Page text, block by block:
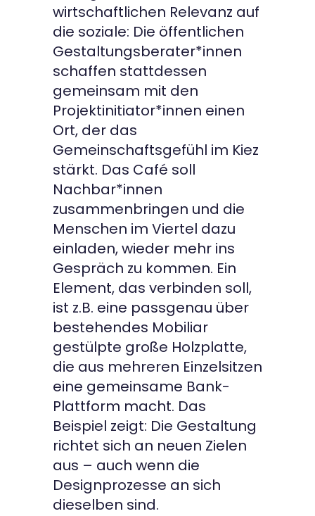
wirtschaftlichen Relevanz auf
die soziale: Die öffentlichen
Gestaltungsberater*innen
schaffen stattdessen
gemeinsam mit den
Projektinitiator*innen einen
Ort, der das
Gemeinschaftsgefühl im Kiez
stärkt. Das Café soll
Nachbar*innen
zusammenbringen und die
Menschen im Viertel dazu
einladen, wieder mehr ins
Gespräch zu kommen. Ein
Element, das verbinden soll,
ist z.B. eine passgenau über
bestehendes Mobiliar
gestülpte große Holzplatte,
die aus mehreren Einzelsitzen
eine gemeinsame Bank-
Plattform macht. Das
Beispiel zeigt: Die Gestaltung
richtet sich an neuen Zielen
aus – auch wenn die
Designprozesse an sich
dieselben sind.